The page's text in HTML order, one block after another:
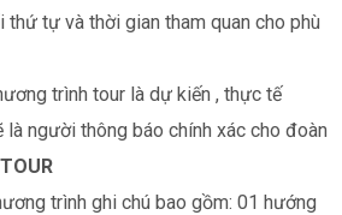
thứ tự và thời gian tham quan cho phù
trình tour là dự kiến , thực tế
là người thông báo chính xác cho đoàn
trình ghi chú bao gồm: 01 hướng